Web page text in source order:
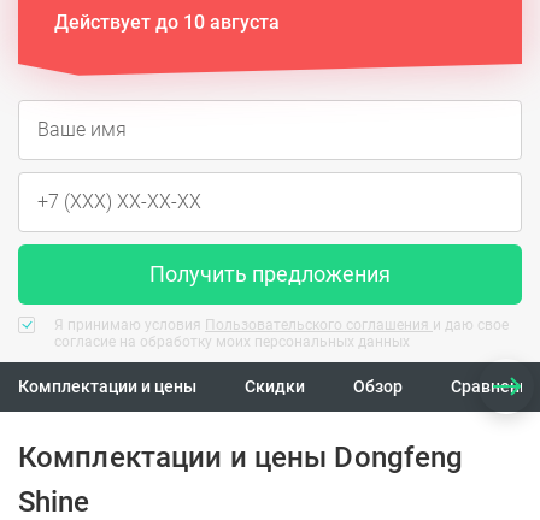
Действует до 10 августа
Получить предложения
Я принимаю условия Пользовательского соглашения и даю свое
согласие на обработку моих персональных данных
Комплектации и цены Скидки Обзор
Комплектации и цены Dongfeng
Shine